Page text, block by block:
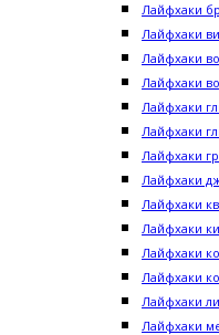
Лайфхаки
Лайфхаки
Лайфхаки
Лайфхаки
Лайфхаки
Лайфхаки
Лайфхаки
Лайфхаки
Лайфхаки
Лайфхаки
Лайфхаки
Лайфхаки
Лайфхаки
Лайфхаки